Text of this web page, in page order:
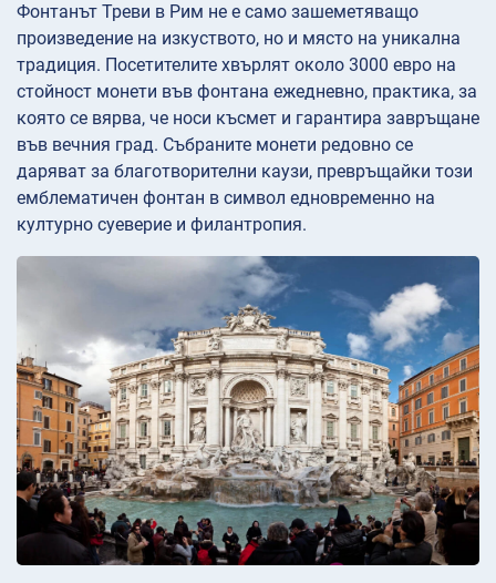
Фонтанът Треви в Рим не е само зашеметяващо
произведение на изкуството, но и място на уникална
традиция. Посетителите хвърлят около 3000 евро на
стойност монети във фонтана ежедневно, практика, за
която се вярва, че носи късмет и гарантира завръщане
във вечния град. Събраните монети редовно се
даряват за благотворителни каузи, превръщайки този
емблематичен фонтан в символ едновременно на
културно суеверие и филантропия.